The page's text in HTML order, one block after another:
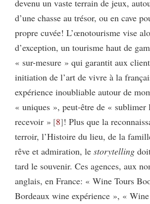
devenu un vaste terrain de jeux,
d’une chasse au trésor, ou en cave
propre cuvée! L’œnotourisme vise
d’exception, un tourisme haut de
« sur-mesure » qui garantit aux
initiation de l’art de vivre à la
expérience inoubliable autour de
« uniques », peut-être de « sublimer
recevoir » 8 ! Plus que la
terroir, l’Histoire du lieu, de la
rêve et admiration, le storytelling
tard le souvenir. Ces agences, aux
anglais, en France: « Wine Tours
Bordeaux wine expérience », «